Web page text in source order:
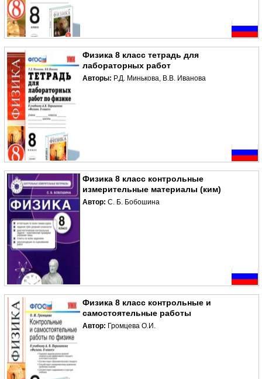
Физика 8 класс тетрадь для
лабораторных работ
Авторы: Р.Д. Минькова, В.В. Иванова
Физика 8 класс контрольные
измерительные материалы (ким)
Автор: С. Б. Бобошина
Физика 8 класс контрольные и
самостоятельные работы
Автор: Громцева О.И.